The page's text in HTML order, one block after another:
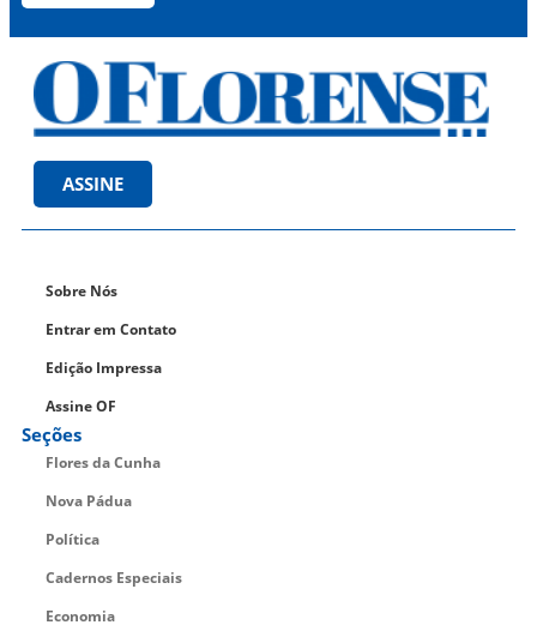
ASSINE
Sobre Nós
Entrar em Contato
Edição Impressa
Assine OF
Seções
Flores da Cunha
Nova Pádua
Política
Cadernos Especiais
Economia